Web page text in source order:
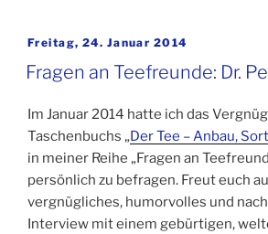
Linda
Gaylard“
Veröffentlicht
Freitag, 24. Januar 2014
Fragen an Teefreunde: Dr.
Im Januar 2014 hatte ich das
Taschenbuchs „Der Tee – Anbau,
in meiner Reihe „Fragen an
persönlich zu befragen. Freut euch
vergnügliches, humorvolles und
Interview mit einem gebürtigen,